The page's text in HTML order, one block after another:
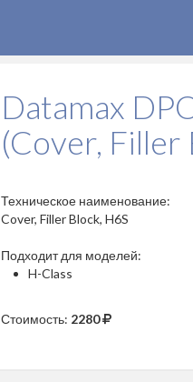
Datamax
(Cover, Filler
Техническое наименование:
Cover, Filler Block, H6S
Подходит для моделей:
H-Class
Стоимость: 2280